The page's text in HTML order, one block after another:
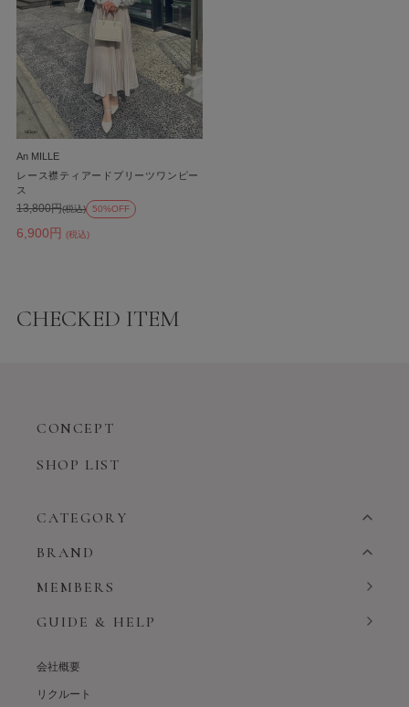
An MILLE
レース襟ティアードプリーツワンピー
ス
6,900円 (税込)
13,800円(税込) 50%OFF
CHECKED ITEM
CONCEPT
SHOP LIST
CATEGORY
BRAND
MEMBERS
GUIDE & HELP
会社概要
リクルート